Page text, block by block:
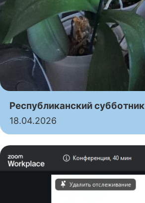
Республиканский субботник
18.04.2026